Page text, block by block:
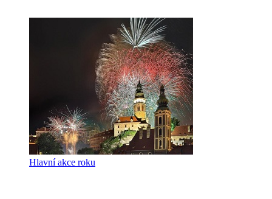
Hlavní akce roku